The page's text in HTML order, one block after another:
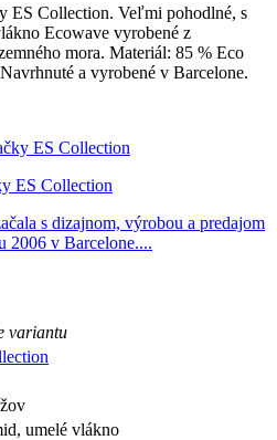
ES Collection. Veľmi pohodlné, s
Ecowave vyrobené z
mora. Materiál: 85 % Eco
a vyrobené v Barcelone.
ES Collection
s dizajnom, výrobou a predajom
2006 v Barcelone....
variantu
umelé vlákno